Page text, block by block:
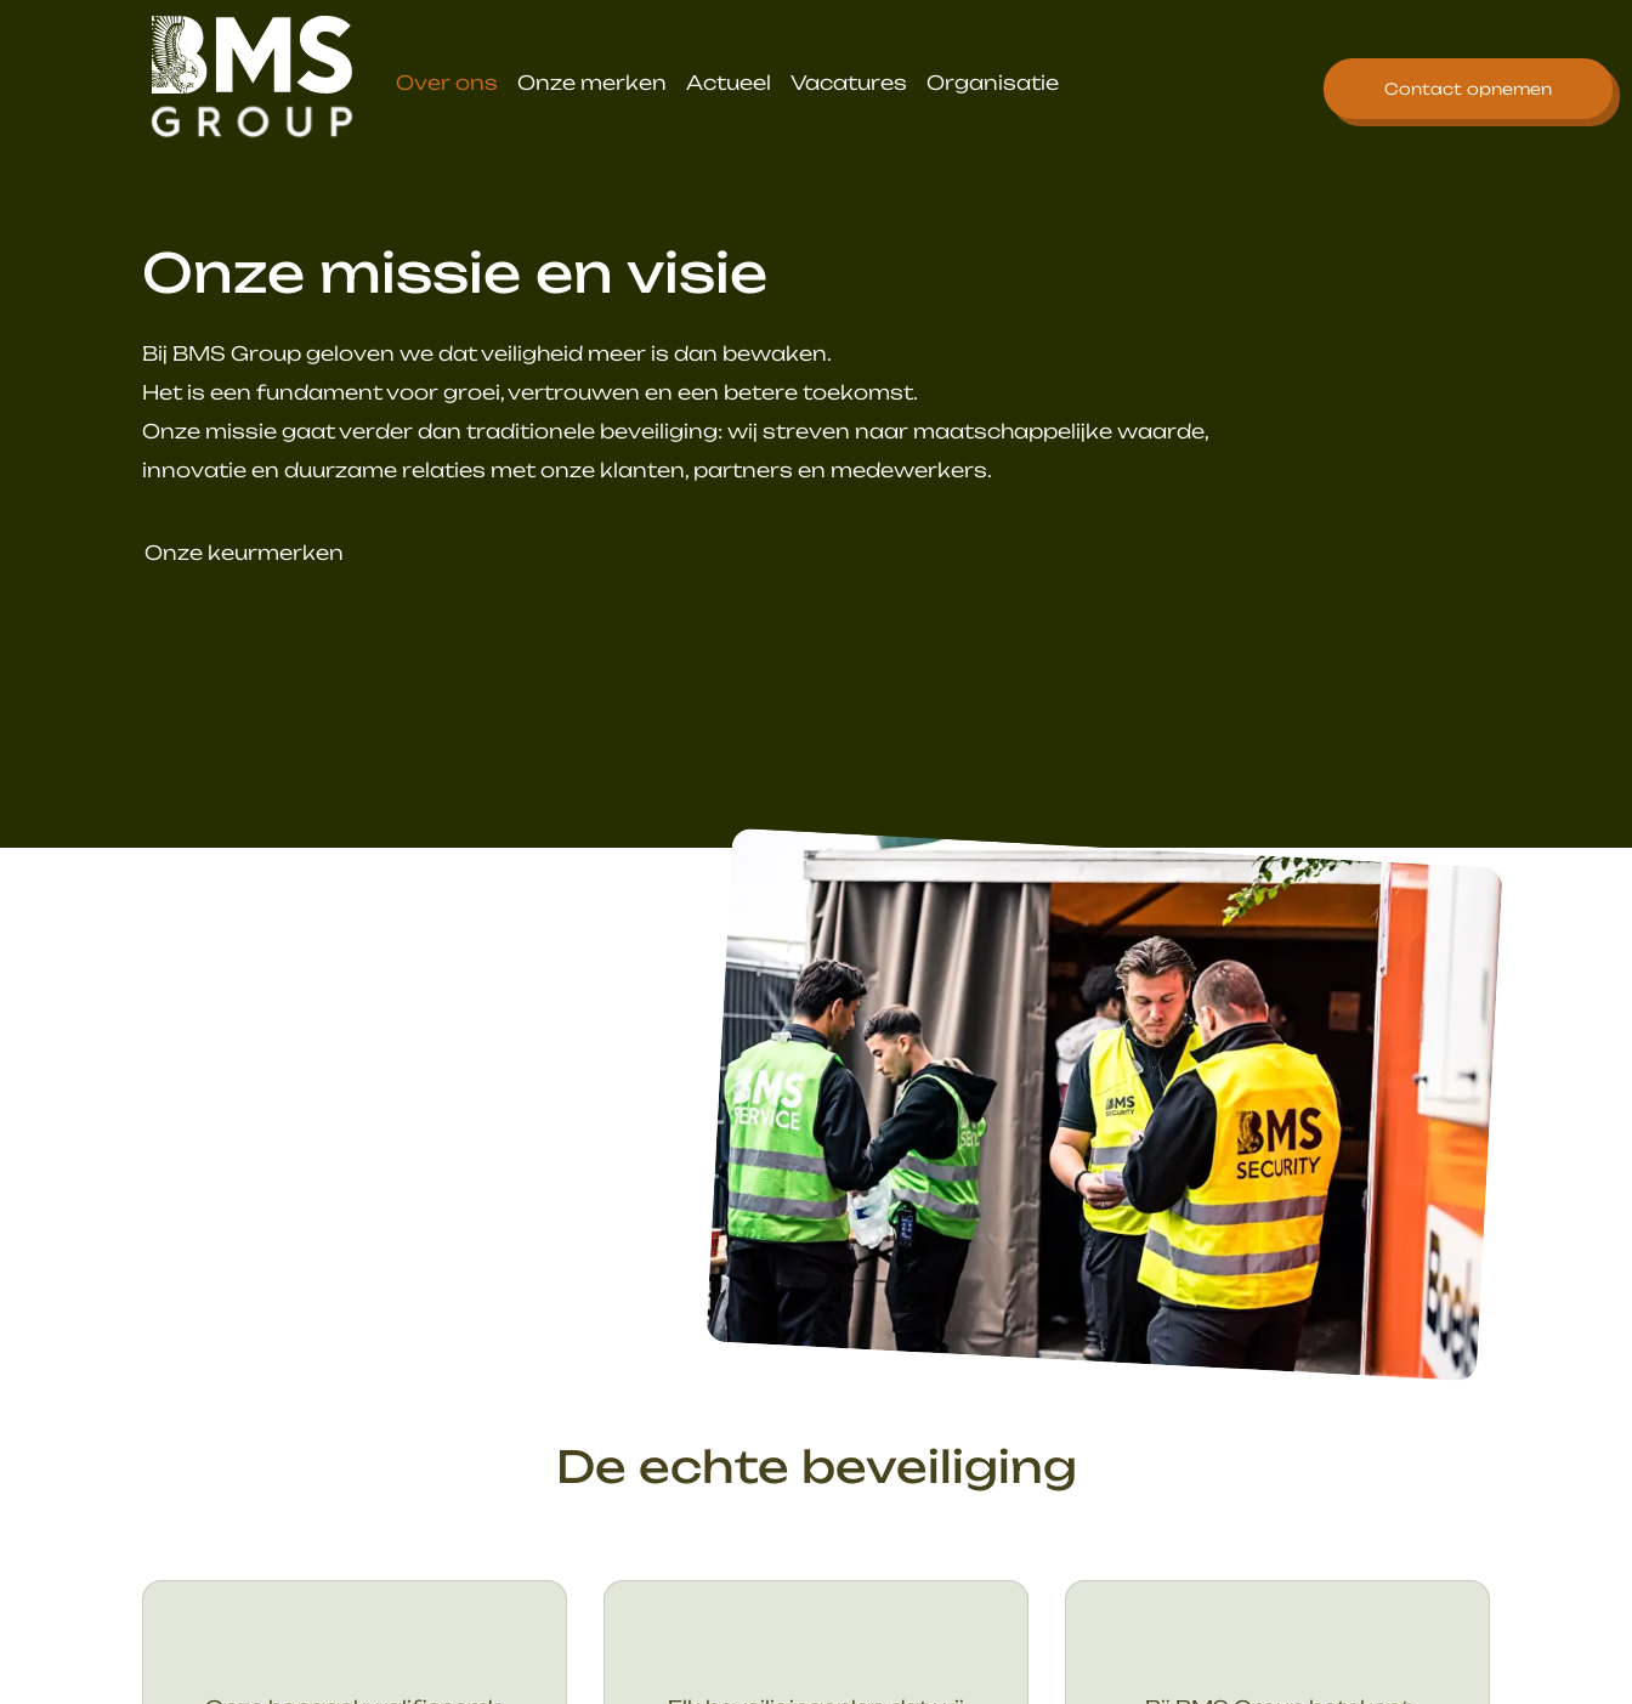
Over ons Onze merken Actueel Vacatures Organisatie Contact opnemen
Onze missie en visie
Bij BMS Group geloven we dat veiligheid meer is dan bewaken.
Het is een fundament voor groei, vertrouwen en een betere toekomst.
Onze missie gaat verder dan traditionele beveiliging: wij streven naar maatschappelijke waarde,
innovatie en duurzame relaties met onze klanten, partners en medewerkers.
Onze keurmerken
De echte beveiliging